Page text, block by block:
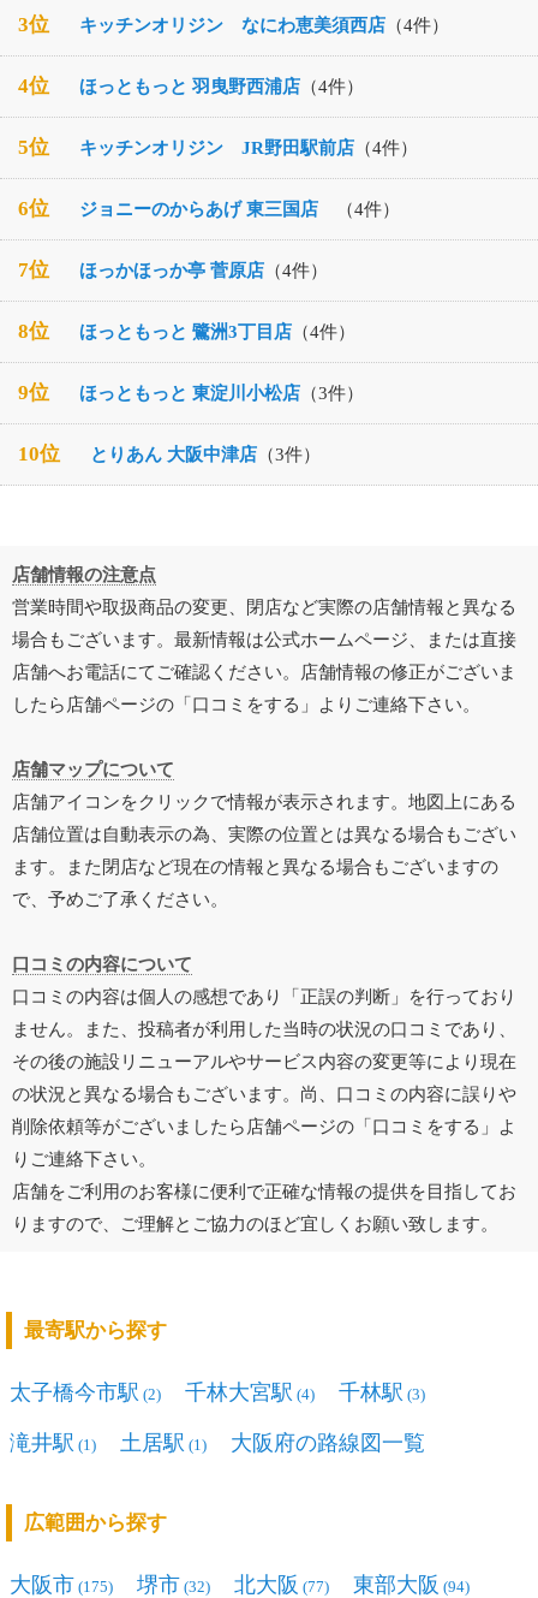
3位 キッチンオリジン なにわ恵美須西店 （4件）
4位 ほっともっと 羽曳野西浦店 （4件）
5位 キッチンオリジン JR野田駅前店 （4件）
6位 ジョニーのからあげ 東三国店 （4件）
7位 ほっかほっか亭 菅原店 （4件）
8位 ほっともっと 鷺洲3丁目店 （4件）
9位 ほっともっと 東淀川小松店 （3件）
10位 とりあん 大阪中津店 （3件）
店舗情報の注意点
営業時間や取扱商品の変更、閉店など実際の店舗情報と異なる
場合もございます。最新情報は公式ホームページ、または直接
店舗へお電話にてご確認ください。店舗情報の修正がございま
したら店舗ページの「口コミをする」よりご連絡下さい。
店舗マップについて
店舗アイコンをクリックで情報が表示されます。地図上にある
店舗位置は自動表示の為、実際の位置とは異なる場合もござい
ます。また閉店など現在の情報と異なる場合もございますの
で、予めご了承ください。
口コミの内容について
口コミの内容は個人の感想であり「正誤の判断」を行っており
ません。また、投稿者が利用した当時の状況の口コミであり、
その後の施設リニューアルやサービス内容の変更等により現在
の状況と異なる場合もございます。尚、口コミの内容に誤りや
削除依頼等がございましたら店舗ページの「口コミをする」よ
りご連絡下さい。
店舗をご利用のお客様に便利で正確な情報の提供を目指してお
りますので、ご理解とご協力のほど宜しくお願い致します。
最寄駅から探す
太子橋今市駅 (2) 千林大宮駅 (4) 千林駅 (3)
滝井駅 (1) 土居駅 (1) 大阪府の路線図一覧
広範囲から探す
大阪市 (175) 堺市 (32) 北大阪 (77) 東部大阪 (94)